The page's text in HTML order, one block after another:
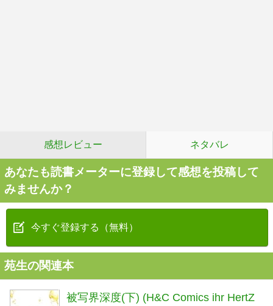
感想レビュー ネタバレ
あなたも読書メーターに登録して感想を投稿して
みませんか？
今すぐ登録する（無料）
苑生の関連本
被写界深度(下) (H&C Comics ihr HertZ